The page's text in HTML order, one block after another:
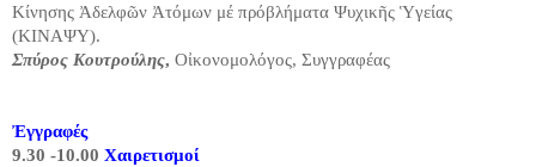
Κίνησης Ἀδελφῶν Ἀτόμων μέ πρόβλήματα Ψυχικῆς Ὑγείας
(ΚΙΝΑΨΥ).
Σπύρος Κουτρούλης, Οἰκονομολόγος, Συγγραφέας
Ἐγγραφές
9.30 -10.00 Xαιρετισμοί